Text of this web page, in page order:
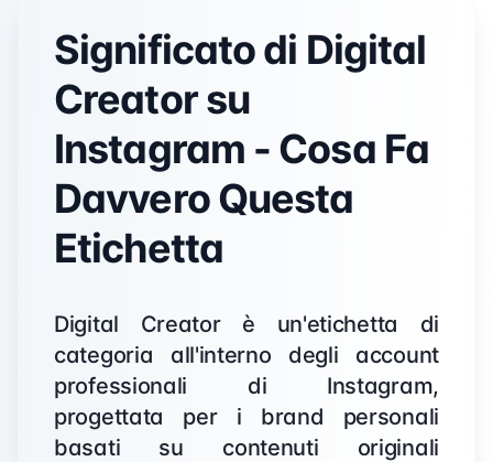
Significato di Digital
Creator su
Instagram - Cosa Fa
Davvero Questa
Etichetta
Digital Creator è un'etichetta di
categoria all'interno degli account
professionali di Instagram,
progettata per i brand personali
basati su contenuti originali